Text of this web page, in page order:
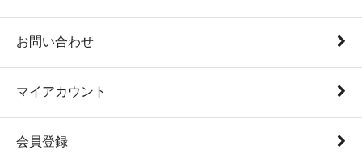
お問い合わせ
マイアカウント
会員登録